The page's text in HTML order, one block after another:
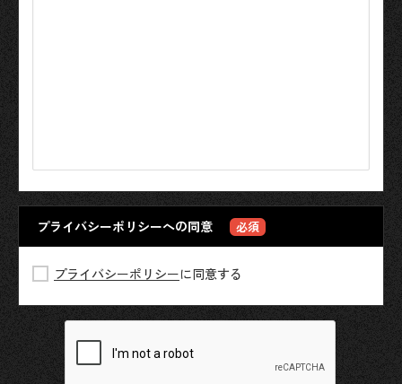
プライバシーポリシーへの同意 必須
プライバシーポリシーに同意する